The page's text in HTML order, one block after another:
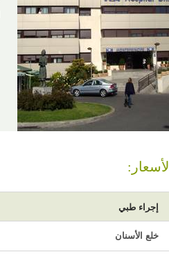
الأسعار:
إجراء طبي
خلع الأسنان